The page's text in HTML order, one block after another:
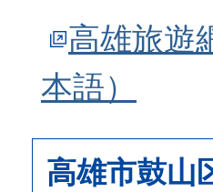
高雄旅遊
本語）
高雄市鼓山